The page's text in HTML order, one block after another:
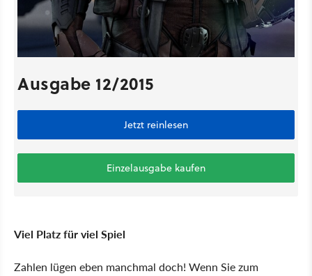
Ausgabe 12/2015
Jetzt reinlesen
Einzelausgabe kaufen
Viel Platz für viel Spiel
Zahlen lügen eben manchmal doch! Wenn Sie zum